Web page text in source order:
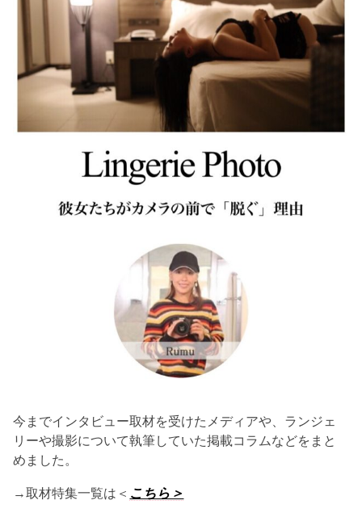
今までインタビュー取材を受けたメディアや、ランジェ
リーや撮影について執筆していた掲載コラムなどをまと
めました。
→取材特集一覧は＜ こちら＞